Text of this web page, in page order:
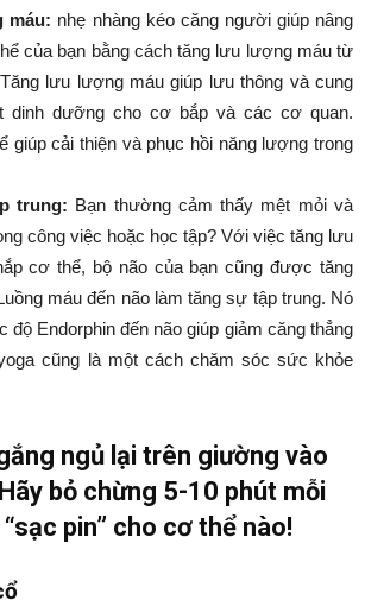
máu: nhẹ nhàng kéo căng người giúp nâng
của bạn bằng cách tăng lưu lượng máu từ
lưu lượng máu giúp lưu thông và cung
dinh dưỡng cho cơ bắp và các cơ quan.
giúp cải thiện và phục hồi năng lượng trong
trung: Bạn thường cảm thấy mệt mỏi và
công việc hoặc học tập? Với việc tăng lưu
cơ thể, bộ não của bạn cũng được tăng
máu đến não làm tăng sự tập trung. Nó
độ Endorphin đến não giúp giảm căng thẳng
cũng là một cách chăm sóc sức khỏe
ngủ lại trên giường vào
bỏ chừng 5-10 phút mỗi
pin” cho cơ thể nào!